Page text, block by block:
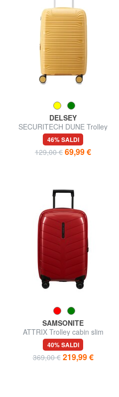
DELSEY
SECURITECH DUNE Trolley
bagaglio a mano, espandibile
46% SALDI
129,00 € 69,99 €
SAMSONITE
ATTRIX Trolley cabin slim
espandibile
40% SALDI
369,00 € 219,99 €